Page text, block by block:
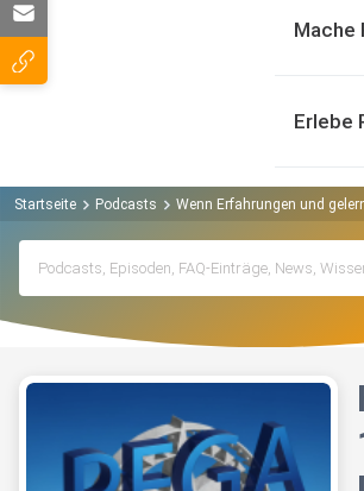
Mache
Erlebe
Startseite Podcasts Wenn Erfahrungen und